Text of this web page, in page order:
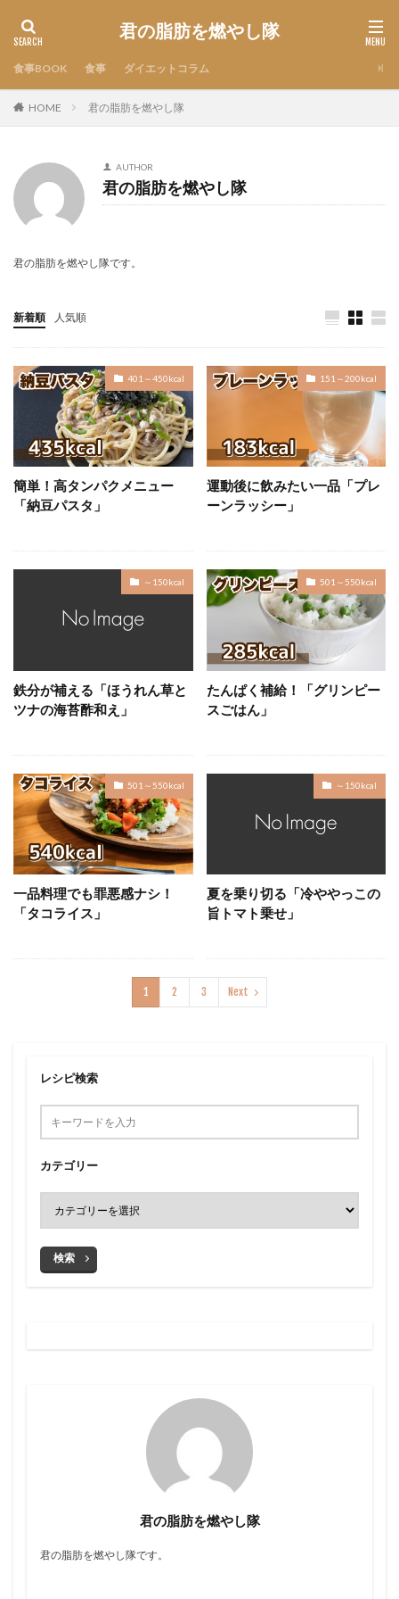
君の脂肪を燃やし隊
食事BOOK 食事 ダイエットコラム
HOME 君の脂肪を燃やし隊
AUTHOR
君の脂肪を燃やし隊
君の脂肪を燃やし隊です。
新着順 人気順
401～450kcal
簡単！高タンパクメニュー
「納豆パスタ」
151～200kcal
運動後に飲みたい一品「プレ
ーンラッシー」
～150kcal
鉄分が補える「ほうれん草と
ツナの海苔酢和え」
501～550kcal
たんぱく補給！「グリンピー
スごはん」
501～550kcal
一品料理でも罪悪感ナシ！
「タコライス」
～150kcal
夏を乗り切る「冷ややっこの
旨トマト乗せ」
1 2 3 Next
レシピ検索
カテゴリー
検索
君の脂肪を燃やし隊
君の脂肪を燃やし隊です。